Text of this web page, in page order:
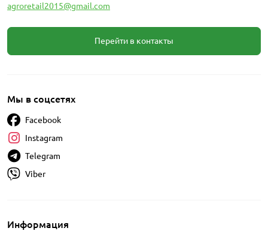
agroretail2015@gmail.com
Перейти в контакты
Информация
Мы в соцсетях
Facebook
Instagram
Telegram
Viber